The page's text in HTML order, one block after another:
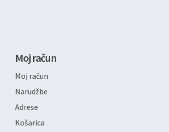
Moj račun
Moj račun
Narudžbe
Adrese
Košarica